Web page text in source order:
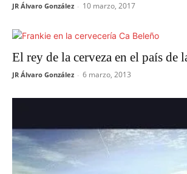
JR Álvaro González - 10 marzo, 2017
El rey de la cerveza en el país de
JR Álvaro González - 6 marzo, 2013